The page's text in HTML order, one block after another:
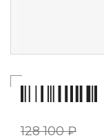
128 100 ₽